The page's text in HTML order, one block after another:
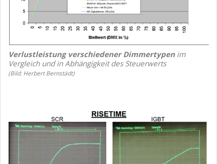
Verlustleistung verschiedener Dimmertypen im
Vergleich und in Abhängigkeit des Steuerwerts
(Bild: Herbert Bernstädt)